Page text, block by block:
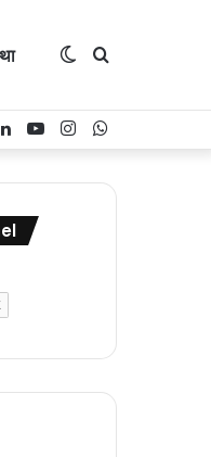
Search
Switch
Instagram
YouTube
LinkedIn